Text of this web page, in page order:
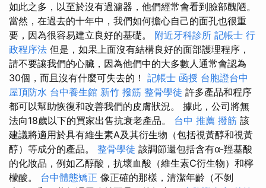
如此之多，以至於沒有過濾器，他們經常會看到臉部醜陋。
當然，在過去的十年中，我們如何擔心自己的面孔也很重
要，因為很容易建立良好的基礎。 附近牙科診所 記帳士 行
政程序法 但是，如果上面沒有結構良好的面部護理程序，
請不要讓我們的心臟，因為他們中的大多數人通常會認為
30個，而且沒有什麼可失去的！ 記帳士 函授 台胞證台中
屋頂防水 台中養生館 新竹 撥筋 整骨學徒 許多產品和程序
都可以幫助恢復和改善我們的皮膚狀況。 據此，公司將無
法向18歲以下的買家出售抗衰老產品。 台中 推薦 撥筋 該
建議將適用於具有維生素A及其衍生物（包括視黃醇和視黃
醇）等成分的產品。 整骨學徒 該調節還包括含有α-羥基酸
的化妝品，例如乙醇酸，抗壞血酸（維生素C衍生物）和檸
檬酸。 台中體態矯正 像正確的那樣，清潔年齡（不剝